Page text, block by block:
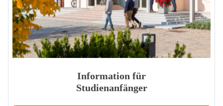
Information für
Studienanfänger